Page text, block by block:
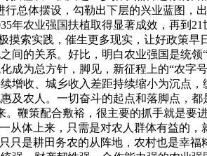
总体摆设，勾勒出下层的兴业蓝图，
年农业强国扶植取得显著成效，再
索实践，催生更多现实，让好政策
的关系。好比，明白农业强国是统
为总方针，脚见，新征程上的“农字
收、城乡收入差距持续缩小为沉点
农人。一切奋斗的起点和落脚点，
鞭策配合敷裕，很主要的抓手就是要
体上来，只需是对农人群体有益的
是耕田务农的从阵地，农村也是幸